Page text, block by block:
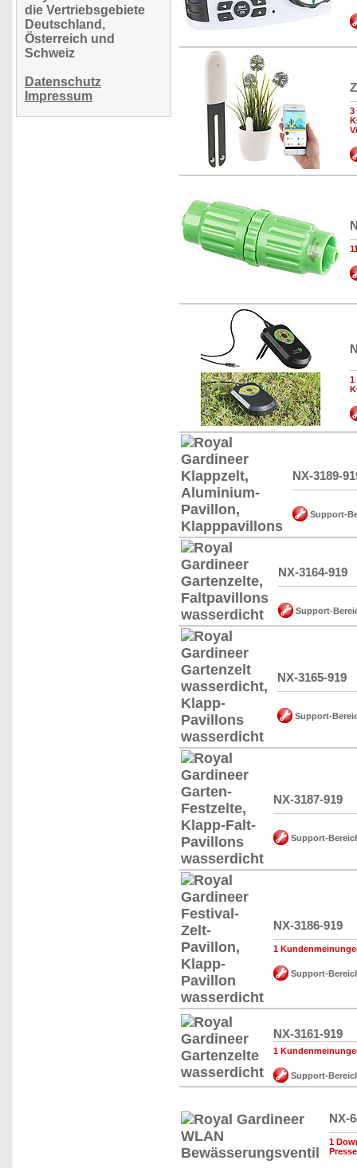
die Vertriebsgebiete
Deutschland,
Österreich und
Schweiz
Datenschutz
Impressum
3
1
NX-3189-
Support-
NX-3164-919
Support-
NX-3165-919
Support-
NX-3187-919
Support-
NX-3186-919
1
Support-
NX-3161-919
1
Support-
NX-
1